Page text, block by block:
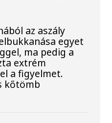
az aszály
egyet
ma pedig a
extrém
a figyelmet.
kőtömb